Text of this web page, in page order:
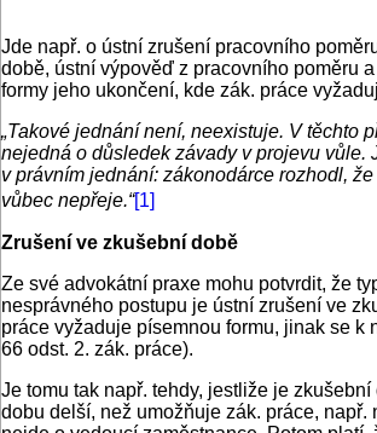
Jde např. o ústní zrušení pracovního
době, ústní výpověď z pracovního poměru
formy jeho ukončení, kde zák. práce
„Takové jednání není, neexistuje. V těchto
nejedná o důsledek závady v projevu vůle.
v právním jednání: zákonodárce rozhodl,
vůbec nepřeje.“[1]
Zrušení ve zkušební době
Ze své advokátní praxe mohu potvrdit, že
nesprávného postupu je ústní zrušení ve
práce vyžaduje písemnou formu, jinak se k
66 odst. 2. zák. práce).
Je tomu tak např. tehdy, jestliže je
dobu delší, než umožňuje zák. práce, např.